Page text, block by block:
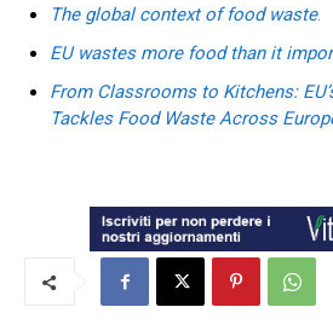
The global context of food waste.
EU wastes more food than it
From Classrooms to Kitchens:
Tackles Food Waste Across